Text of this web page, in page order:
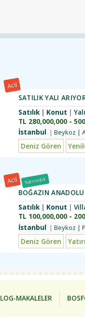
Üsküdar | Kandilli |
| Anadoluhisarı |
Doğa ve Dağ
Acil
SATILIK YALI
Satılık
Konut Yalı
TL 280,000,000 -
İstanbul
Beykoz |
Deniz Gören
Beykoz |
| Anadoluhisarı | Kanlıca
Acil Yatırımlık
Satılık
Konut
TL 100,000,000 -
İstanbul
Beykoz |
Deniz Gören
MAKALELER